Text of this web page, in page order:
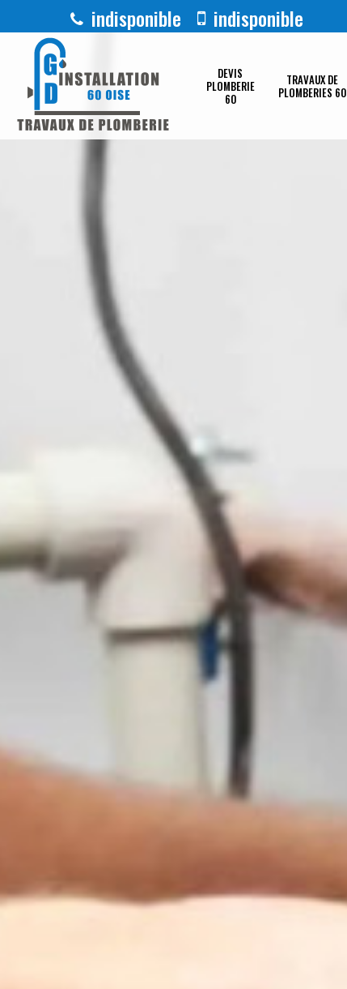
indisponible indisponible
DEVIS
PLOMBERIE
60
TRAVAUX DE
PLOMBERIES 60